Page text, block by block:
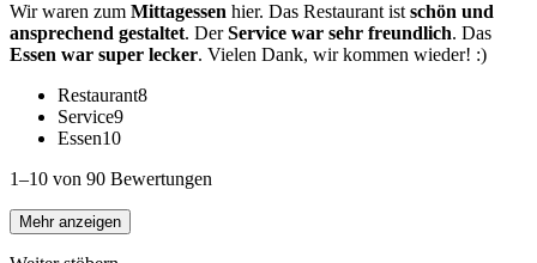
Wir waren zum Mittagessen hier. Das Restaurant ist schön und
ansprechend gestaltet. DerService war sehr freundlich. Das
Essen war super lecker. Vielen Dank, wir kommen wieder! :)
Restaurant8
Service9
Essen10
1–10 von 90 Bewertungen
Mehr anzeigen